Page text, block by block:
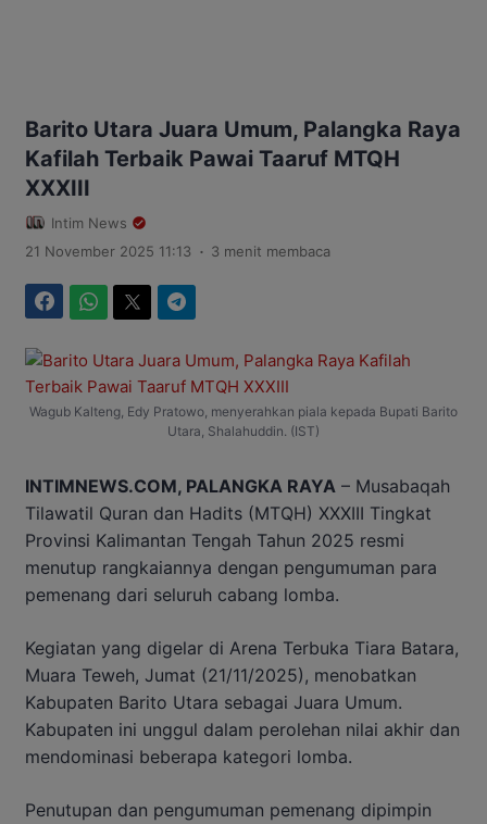
Barito Utara Juara Umum, Palangka Raya
Kafilah Terbaik Pawai Taaruf MTQH
XXXIII
Intim News
21 November 2025 11:13 . 3 menit membaca
Wagub Kalteng, Edy Pratowo, menyerahkan piala kepada Bupati Barito
Utara, Shalahuddin. (IST)
INTIMNEWS.COM, PALANGKA RAYA – Musabaqah
Tilawatil Quran dan Hadits (MTQH) XXXIII Tingkat
Provinsi Kalimantan Tengah Tahun 2025 resmi
menutup rangkaiannya dengan pengumuman para
pemenang dari seluruh cabang lomba.
Kegiatan yang digelar di Arena Terbuka Tiara Batara,
Muara Teweh, Jumat (21/11/2025), menobatkan
Kabupaten Barito Utara sebagai Juara Umum.
Kabupaten ini unggul dalam perolehan nilai akhir dan
mendominasi beberapa kategori lomba.
Penutupan dan pengumuman pemenang dipimpin